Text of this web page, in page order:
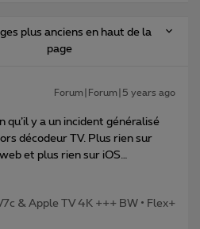
plus anciens en haut de la
page
Forum|Forum|5 years ago
qu’il y a un incident généralisé
décodeur TV. Plus rien sur
et plus rien sur iOS…
& Apple TV 4K +++ BW • Flex+